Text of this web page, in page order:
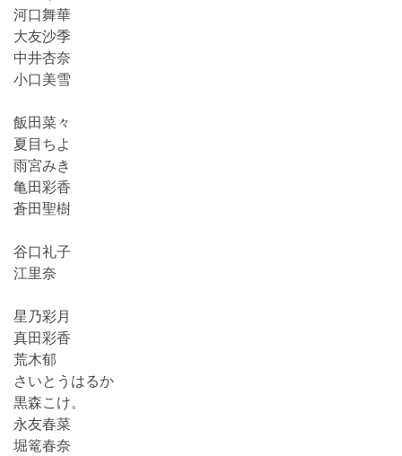
河口舞華
大友沙季
中井杏奈
小口美雪
飯田菜々
夏目ちよ
雨宮みき
亀田彩香
蒼田聖樹
谷口礼子
江里奈
星乃彩月
真田彩香
荒木郁
さいとうはるか
黒森こけ。
永友春菜
堀篭春奈